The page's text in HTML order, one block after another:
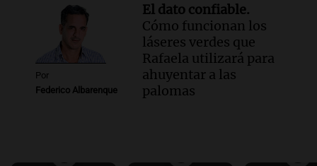
Por
Federico Albarenque
El dato confiable.
Cómo funcionan los
láseres verdes que
Rafaela utilizará para
ahuyentar a las
palomas